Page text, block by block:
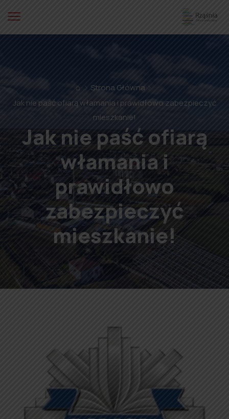
⌂
Strona Główna
Jak nie paść ofiarą włamania i prawidłowo zabezpieczyć
mieszkanie!
Jak nie paść ofiarą
włamania i
prawidłowo
zabezpieczyć
mieszkanie!